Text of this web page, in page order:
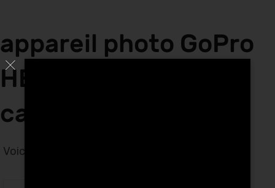
appareil photo GoPro
HERO 12 Black à
casablanca
Voici le seul résultat